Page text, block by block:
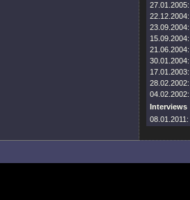
27.01.2005:
22.12.2004:
23.09.2004:
15.09.2004:
21.06.2004:
30.01.2004:
17.01.2003:
28.02.2002:
04.02.2002:
Interviews
08.01.2011: